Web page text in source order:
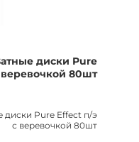
диски Pure
80шт
диски Pure Effect п/э
с веревочкой 80шт